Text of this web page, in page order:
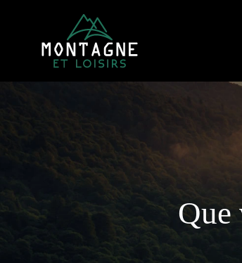
Que